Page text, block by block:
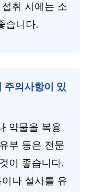
취 시에는 소
습니다.
주의사항이 있
약물을 복용
부 등은 전문
이 좋습니다.
나 설사를 유